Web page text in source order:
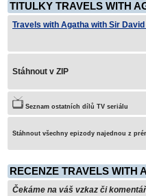
TITULKY TRAVELS WITH
Travels with Agatha with Sir
Stáhnout v ZIP
Seznam ostatních dílů TV seriálu
Stáhnout všechny epizody najednou z
RECENZE TRAVELS WITH
Čekáme na váš vzkaz či